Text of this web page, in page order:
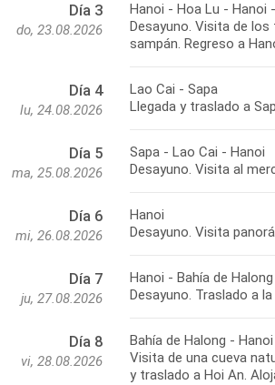
Día 3
do, 23.08.2026
Hanoi - Hoa Lu - Hanoi
Desayuno. Visita de
sampán. Regreso a
Día 4
lu, 24.08.2026
Lao Cai - Sapa
Llegada y traslado a
Día 5
ma, 25.08.2026
Sapa - Lao Cai - Hanoi
Desayuno. Visita al
Día 6
mi, 26.08.2026
Hanoi
Desayuno. Visita
Día 7
ju, 27.08.2026
Hanoi - Bahía de Halong
Desayuno. Traslado a
Día 8
vi, 28.08.2026
Bahía de Halong -
Visita de una cueva
y traslado a Hoi An.